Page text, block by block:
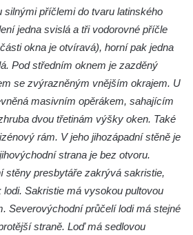
v Mirošovicích
v Račicích
v Dobříni
v centru Liběšic
rozcestí na jižním
v Chouči
východně od Lužice
silnými příčlemi do tvaru latinského
jedna svislá a tři vodorovné příčle
okna je otvíravá), horní pak jedna
Pod středním oknem je zazděný
se zvýrazněným vnějším okrajem. U
masivním opěrákem, sahajícím
dvou třetinám výšky oken. Také
rám. V jeho jihozápadní stěně je
strana je bez otvoru.
stěny presbytáře zakrývá sakristie,
lodi. Sakristie má vysokou pultovou
Severovýchodní průčelí lodi má stejné
straně. Loď má sedlovou